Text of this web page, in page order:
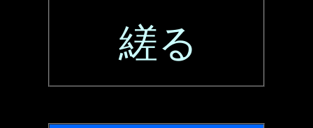
縒る